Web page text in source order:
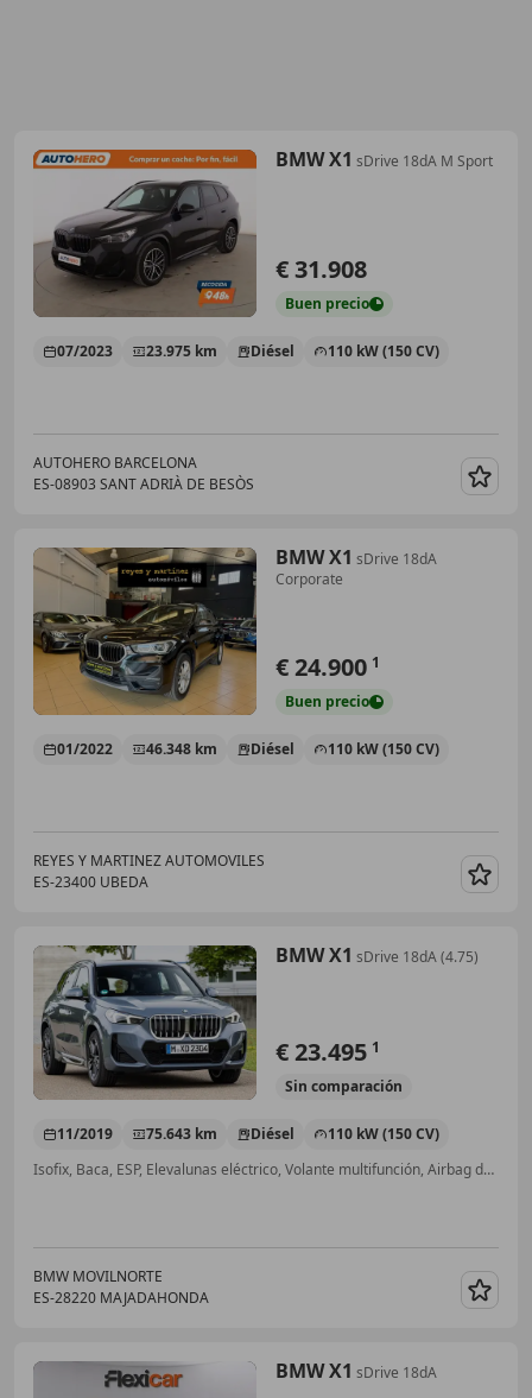
BMW X1 sDrive 18dA M Sport
€ 31.908
Buen precio
07/2023 23.975 km Diésel 110 kW (150 CV)
AUTOHERO BARCELONA
ES-08903 SANT ADRIÀ DE BESÒS
BMW X1 sDrive 18dA
Corporate
€ 24.900 1
Buen precio
01/2022 46.348 km Diésel 110 kW (150 CV)
REYES Y MARTINEZ AUTOMOVILES
ES-23400 UBEDA
BMW X1 sDrive 18dA (4.75)
€ 23.495 1
Sin comparación
11/2019 75.643 km Diésel
110 kW (150 CV)
Isofix, Baca, ESP, Elevalunas eléctrico, Volante multifunción, Airbag del conductor, Cierre centralizado, Sensor de lluvia
BMW MOVILNORTE
ES-28220 MAJADAHONDA
BMW X1 sDrive 18dA